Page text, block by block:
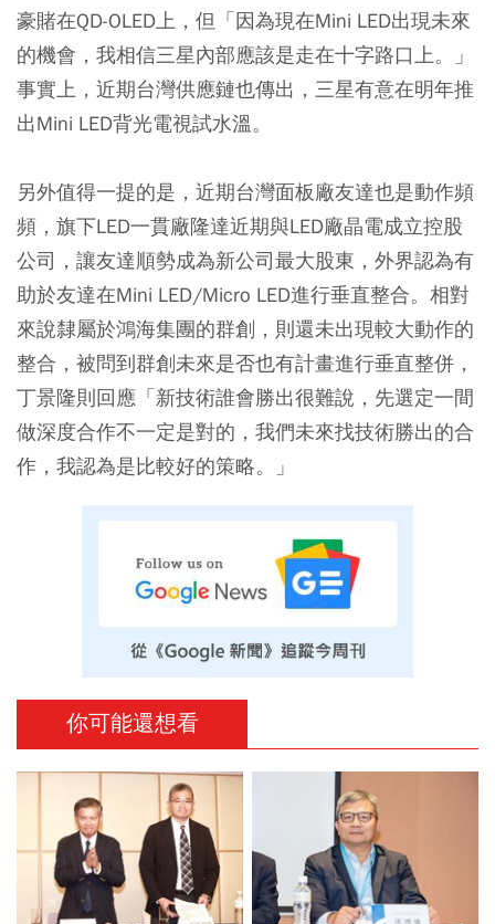
豪賭在QD-OLED上，但「因為現在Mini LED出現未來
的機會，我相信三星內部應該是走在十字路口上。」
事實上，近期台灣供應鏈也傳出，三星有意在明年推
出Mini LED背光電視試水溫。
另外值得一提的是，近期台灣面板廠友達也是動作頻
頻，旗下LED一貫廠隆達近期與LED廠晶電成立控股
公司，讓友達順勢成為新公司最大股東，外界認為有
助於友達在Mini LED/Micro LED進行垂直整合。相對
來說隸屬於鴻海集團的群創，則還未出現較大動作的
整合，被問到群創未來是否也有計畫進行垂直整併，
丁景隆則回應「新技術誰會勝出很難說，先選定一間
做深度合作不一定是對的，我們未來找技術勝出的合
作，我認為是比較好的策略。」
你可能還想看